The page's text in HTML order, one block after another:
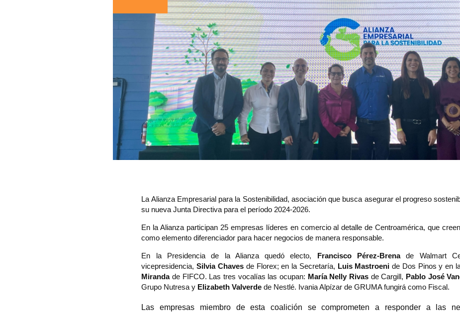
La Alianza Empresarial para la Sostenibilidad, asociación que busca asegurar el progreso
su nueva Junta Directiva para el período 2024-2026.
En la Alianza participan 25 empresas líderes en comercio al detalle de Centroamérica, que
como elemento diferenciador para hacer negocios de manera responsable.
En la Presidencia de la Alianza quedó electo, Francisco Pérez-Brena de Walmart
vicepresidencia, Silvia Chaves de Florex; en la Secretaría, Luis Mastroeni de Dos Pinos y en
Miranda de FIFCO. Las tres vocalías las ocupan: María Nelly Rivas de Cargill, Pablo José
Grupo Nutresa y Elizabeth Valverde de Nestlé. Ivania Alpízar de GRUMA fungirá como Fiscal.
Las empresas miembro de esta coalición se comprometen a responder a las